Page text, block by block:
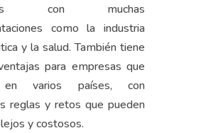
con muchas
como la industria
y la salud. También tiene
para empresas que
en varios países, con
reglas y retos que pueden
y costosos.